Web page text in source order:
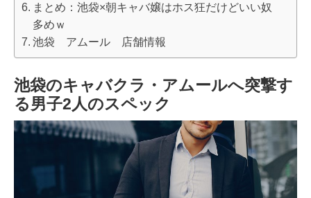
まとめ：池袋×朝キャバ嬢はホス狂だけどいい奴
多めｗ
池袋 アムール 店舗情報
池袋のキャバクラ・アムールへ突撃す
る男子2人のスペック